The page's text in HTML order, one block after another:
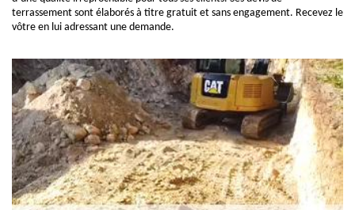
terrassement sont élaborés à titre gratuit et sans engagement. Recevez le
vôtre en lui adressant une demande.